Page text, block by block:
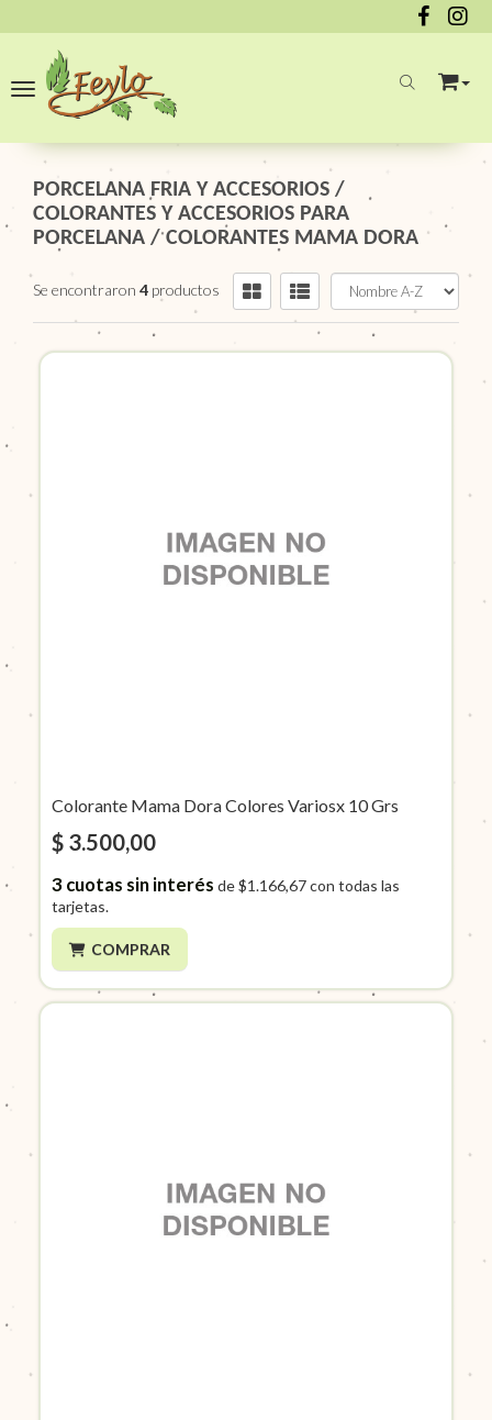
Toggle navigation
PORCELANA FRIA Y ACCESORIOS /
COLORANTES Y ACCESORIOS PARA
PORCELANA /COLORANTES MAMA DORA
Se encontraron 4 productos
Colorante Mama Dora Colores Variosx 10 Grs
$ 3.500,00
3cuotas sin interés de$1.166,67con todas las
tarjetas.
COMPRAR